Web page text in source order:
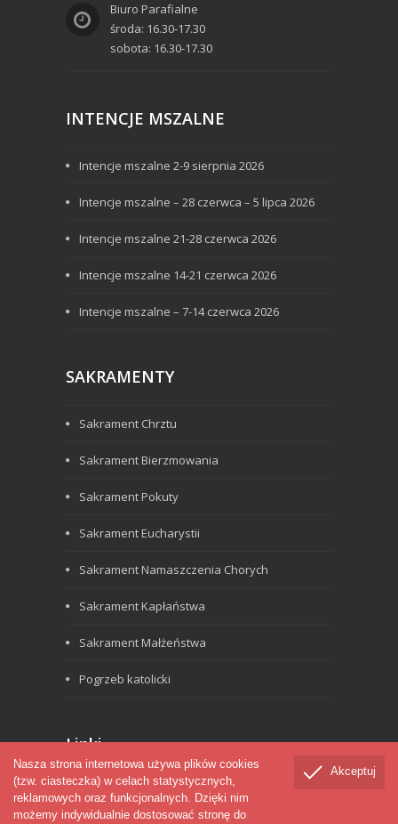
Biuro Parafialne
środa: 16.30-17.30
sobota: 16.30-17.30
INTENCJE MSZALNE
Intencje mszalne 2-9 sierpnia 2026
Intencje mszalne – 28 czerwca – 5 lipca 2026
Intencje mszalne 21-28 czerwca 2026
Intencje mszalne 14-21 czerwca 2026
Intencje mszalne – 7-14 czerwca 2026
SAKRAMENTY
Sakrament Chrztu
Sakrament Bierzmowania
Sakrament Pokuty
Sakrament Eucharystii
Sakrament Namaszczenia Chorych
Sakrament Kapłaństwa
Sakrament Małżeństwa
Pogrzeb katolicki
Linki
Biblia
Werbiści
Akceptuj
Nasza strona internetowa używa plików cookies
(tzw. ciasteczka) w celach statystycznych,
reklamowych oraz funkcjonalnych. Dzięki nim
możemy indywidualnie dostosować stronę do